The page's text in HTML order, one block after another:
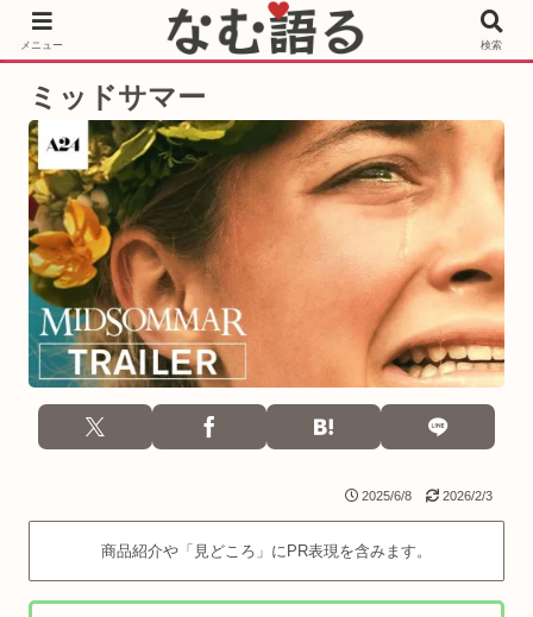
［PR］Prime Video もっと観るならサブスクリプション
ミッドサマー
2025/6/8 2026/2/3
商品紹介や「見どころ」にPR表現を含みます。
メニュー 検索